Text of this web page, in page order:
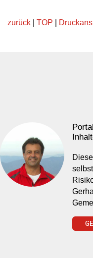
zurück TOP